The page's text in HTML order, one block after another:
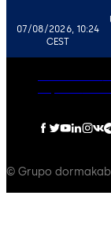
07/08/2026, 10:24
CEST
© Grupo